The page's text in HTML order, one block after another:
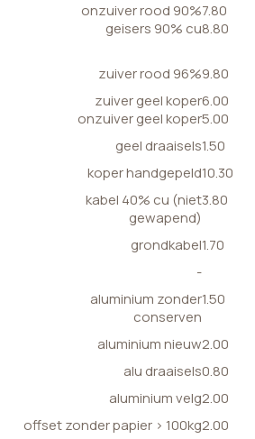
onzuiver rood 90%
geisers 90% cu
7.80
8.80
zuiver rood 96%9.80
zuiver geel koper
onzuiver geel koper
6.00
5.00
geel draaisels1.50
koper handgepeld10.30
kabel 40% cu (niet
gewapend)
3.80
grondkabel1.70
-
aluminium zonder
conserven
1.50
aluminium nieuw2.00
alu draaisels0.80
aluminium velg2.00
offset zonder papier > 100kg2.00